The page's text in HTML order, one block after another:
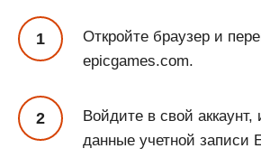
Откройте браузер и
epicgames.com.
Войдите в свой аккаунт,
данные учетной записи